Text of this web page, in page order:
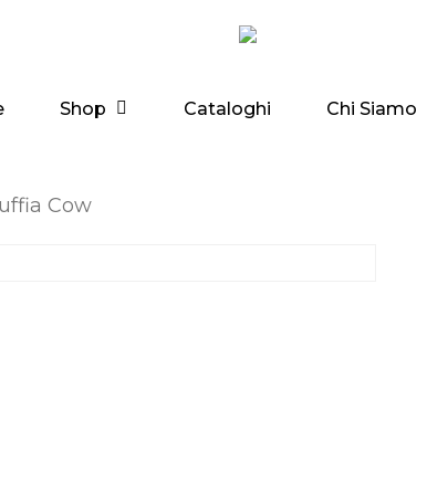
Shop Cataloghi Chi Siamo
Cow